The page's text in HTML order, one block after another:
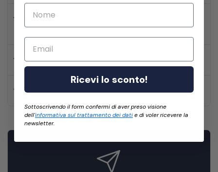
Come vengono spediti i prodotti e come viene
garantita la freschezza degli alimenti?
Quali sono i tempi di spedizione?
Come posso contattarvi?
Email
Ricevi lo sconto!
Sottoscrivendo il form confermi di aver preso visione
dell'informativa sul trattamento dei datie di voler ricevere la
newsletter.